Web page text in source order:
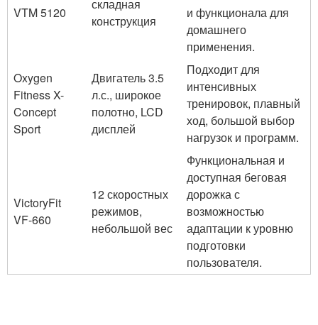
VTM 5120
складная
конструкция
и функционала для
домашнего
применения.
Oxygen
Fitness X-
Concept
Sport
Двигатель 3.5
л.с., широкое
полотно, LCD
дисплей
Подходит для
интенсивных
тренировок, плавный
ход, большой выбор
нагрузок и программ.
VictoryFit
VF-660
12 скоростных
режимов,
небольшой вес
Функциональная и
доступная беговая
дорожка с
возможностью
адаптации к уровню
подготовки
пользователя.